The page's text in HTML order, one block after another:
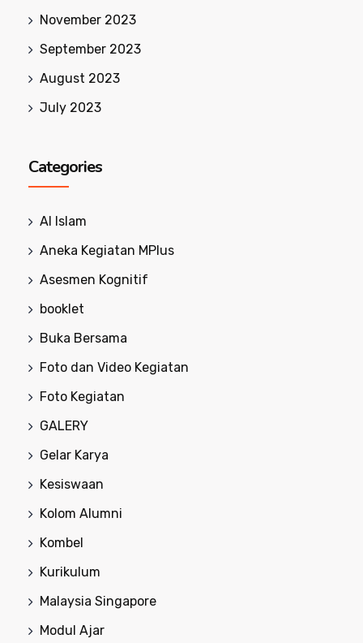
November 2023
September 2023
August 2023
July 2023
Categories
Al Islam
Aneka Kegiatan MPlus
Asesmen Kognitif
booklet
Buka Bersama
Foto dan Video Kegiatan
Foto Kegiatan
GALERY
Gelar Karya
Kesiswaan
Kolom Alumni
Kombel
Kurikulum
Malaysia Singapore
Modul Ajar